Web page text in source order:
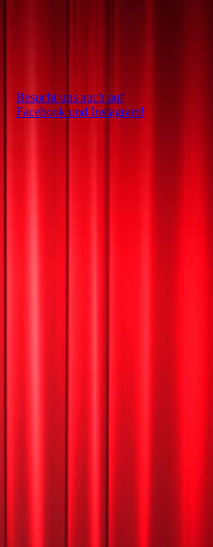
Besucht uns auch auf
Facebook und Instagram!